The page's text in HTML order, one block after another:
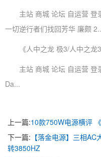
主站 商城 论坛 自运营 登
一切逆行者们找回芳华 廉颇
《人中之龙 极3/人中之龙3
主站 商城 论坛 自运营 登
Da...
上一篇:10款750W电源横评
下一篇: 【落金电源】三相
转3850HZ